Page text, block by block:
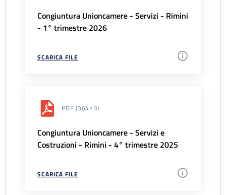
Congiuntura Unioncamere - Servizi - Rimini
- 1° trimestre 2026
SCARICA FILE
PDF (364KB)
Congiuntura Unioncamere - Servizi e
Costruzioni - Rimini - 4° trimestre 2025
SCARICA FILE